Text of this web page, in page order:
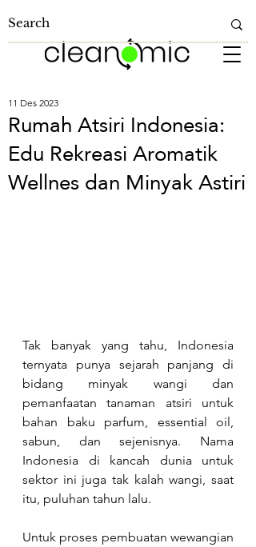
Rumah Atsiri Indonesia:
Edu Rekreasi Aromatik
Wellnes dan Minyak Astiri
11 Des 2023
Tak banyak yang tahu, Indonesia
ternyata punya sejarah panjang di
bidang minyak wangi dan
pemanfaatan tanaman atsiri untuk
bahan baku parfum, essential oil,
sabun, dan sejenisnya. Nama
Indonesia di kancah dunia untuk
sektor ini juga tak kalah wangi, saat
itu, puluhan tahun lalu.
Untuk proses pembuatan wewangian